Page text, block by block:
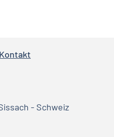
- Schweiz
Kontakt